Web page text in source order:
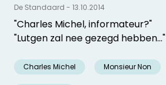
"Charles Michel, informateur?"
"Lutgen zal nee gezegd hebben..."
Charles Michel Monsieur Non
De Standaard - 13.10.2014